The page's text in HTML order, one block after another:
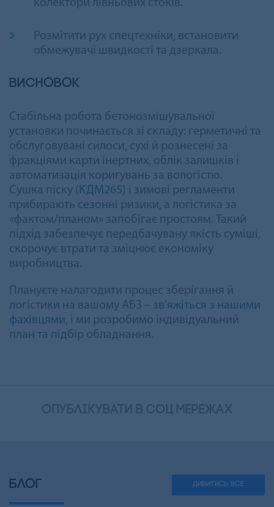
колектори лівньових стоків.
Розмітити рух спецтехніки, встановити
обмежувачі швидкості та дзеркала.
Висновок
Стабільна робота бетонозмішувальної
установки починається зі складу: герметичні та
обслуговувані силоси, сухі й рознесені за
фракціями карти інертних, облік залишків і
автоматизація коригувань за вологістю.
Сушка піску ( КДМ265) і зимові регламенти
прибирають сезонні ризики, а логістика за
«фактом/планом» запобігає простоям. Такий
підхід забезпечує передбачувану якість суміші,
скорочує втрати та зміцнює економіку
виробництва.
Плануєте налагодити процес зберігання й
логістики на вашому АБЗ – зв’яжіться з нашими
фахівцями, і ми розробимо індивідуальний
план та підбір обладнання.
опублікувати в соц мережах
БЛОГ ДИВИТИСЬ ВСЕ